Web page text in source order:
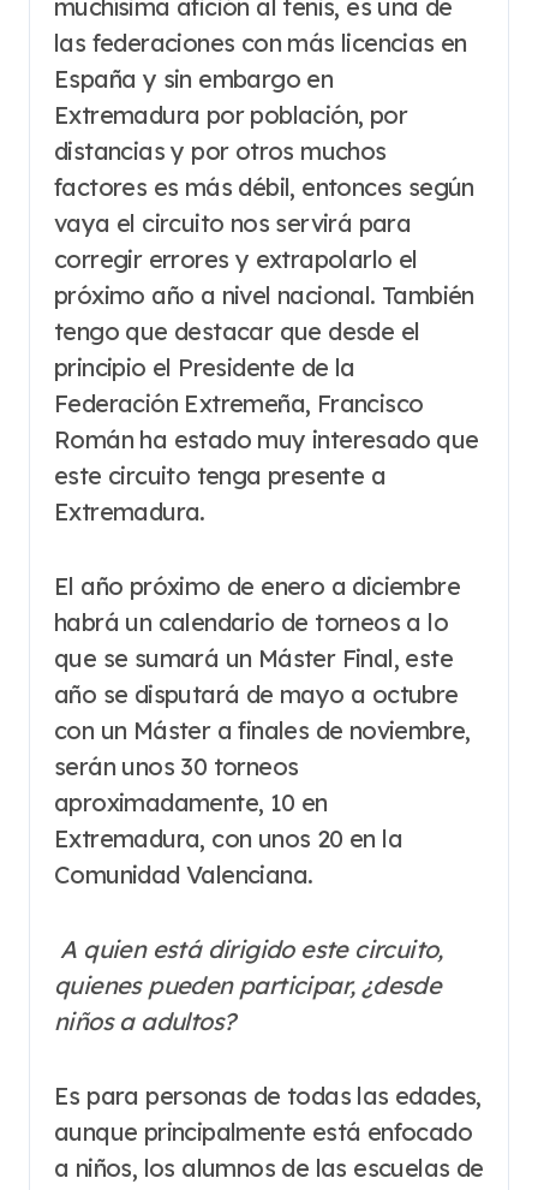
muchísima afición al tenis, es una de
las federaciones con más licencias en
España y sin embargo en
Extremadura por población, por
distancias y por otros muchos
factores es más débil, entonces según
vaya el circuito nos servirá para
corregir errores y extrapolarlo el
próximo año a nivel nacional. También
tengo que destacar que desde el
principio el Presidente de la
Federación Extremeña, Francisco
Román ha estado muy interesado que
este circuito tenga presente a
Extremadura.
El año próximo de enero a diciembre
habrá un calendario de torneos a lo
que se sumará un Máster Final, este
año se disputará de mayo a octubre
con un Máster a finales de noviembre,
serán unos 30 torneos
aproximadamente, 10 en
Extremadura, con unos 20 en la
Comunidad Valenciana.
A quien está dirigido este circuito,
quienes pueden participar, ¿desde
niños a adultos?
Es para personas de todas las edades,
aunque principalmente está enfocado
a niños, los alumnos de las escuelas de